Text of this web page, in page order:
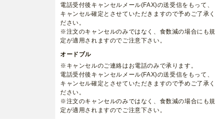
電話受付後キャンセルメール(FAX)の送受信をもって、
キャンセル確定とさせていただきますので予めご了承く
ださい。
※注文のキャンセルのみではなく、食数減の場合にも規
定が適用されますのでご注意下さい。
オードブル
※キャンセルのご連絡はお電話のみで承ります。
電話受付後キャンセルメール(FAX)の送受信をもって、
キャンセル確定とさせていただきますので予めご了承く
ださい。
※注文のキャンセルのみではなく、食数減の場合にも規
定が適用されますのでご注意下さい。